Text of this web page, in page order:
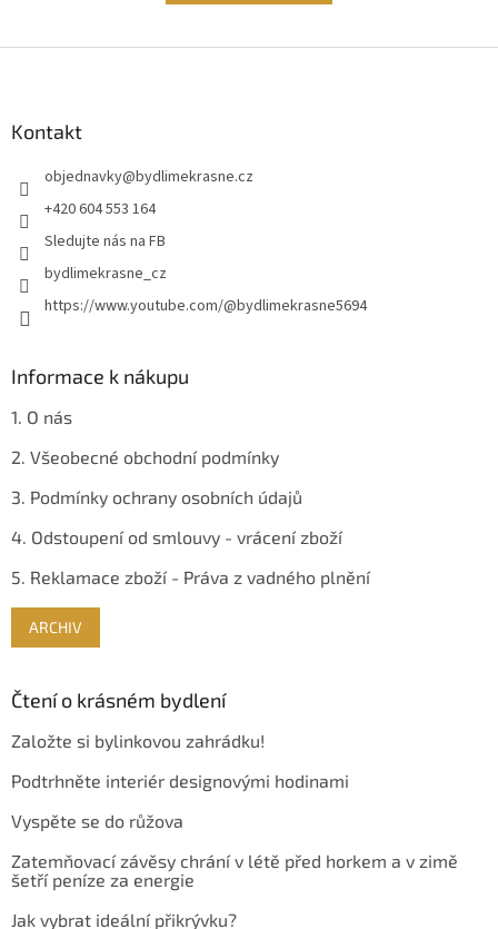
Kontakt
objednavky@bydlimekrasne.cz
+420 604 553 164
Sledujte nás na FB
bydlimekrasne_cz
https://www.youtube.com/@bydlimekrasne5694
Informace k nákupu
1. O nás
2. Všeobecné obchodní podmínky
3. Podmínky ochrany osobních údajů
4. Odstoupení od smlouvy - vrácení zboží
5. Reklamace zboží - Práva z vadného plnění
ARCHIV
Čtení o krásném bydlení
Založte si bylinkovou zahrádku!
Podtrhněte interiér designovými hodinami
Vyspěte se do růžova
Zatemňovací závěsy chrání v létě před horkem a v zimě
šetří peníze za energie
Jak vybrat ideální přikrývku?